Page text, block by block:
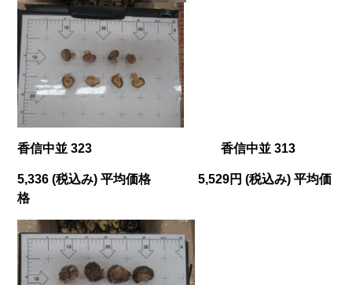
香信中並 323 香信中並 313
5,336 (税込み) 平均価格 5,529円 (税込み) 平均価
格